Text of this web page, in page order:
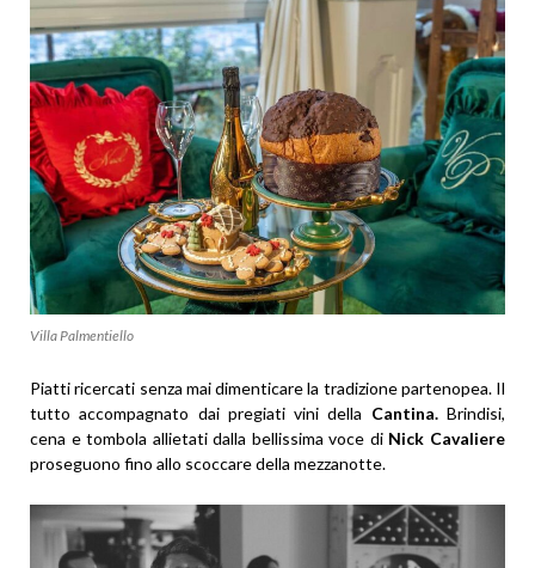
Villa Palmentiello
Piatti ricercati senza mai dimenticare la tradizione partenopea. Il
tutto accompagnato dai pregiati vini della Cantina.Brindisi,
cena e tombola allietati dalla bellissima voce diNick Cavaliere
proseguono fino allo scoccare della mezzanotte.